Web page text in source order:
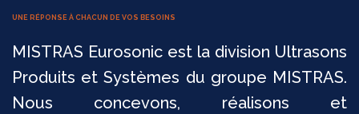
UNE RÉPONSE À CHACUN DE VOS BESOINS
MISTRAS Eurosonic est la division Ultrasons
Produits et Systèmes du groupe MISTRAS.
Nous concevons, réalisons et